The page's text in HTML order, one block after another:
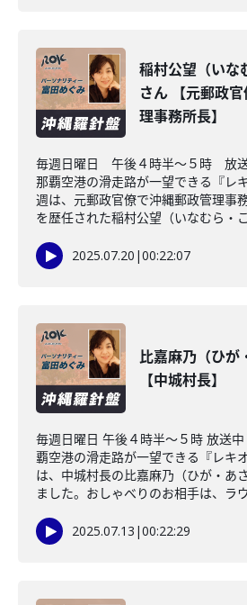
稲村公望（いな
さん 【元郵政
理事務所長】
毎週日曜日 午後４時半～５時 放
那覇空港の滑走路が一望できる『レ
週は、元郵政官僚で沖縄郵政管理事
を歴任された稲村公望（いなむら・
2025.07.20 |00:22:07
比嘉麻乃（ひが
【中城村長】
毎週日曜日 午後４時半～５時 放送
覇空港の滑走路が一望できる『レキ
は、中城村長の比嘉麻乃（ひが・あ
ました。おしゃべりのお相手は、ラ
2025.07.13 |00:22:29